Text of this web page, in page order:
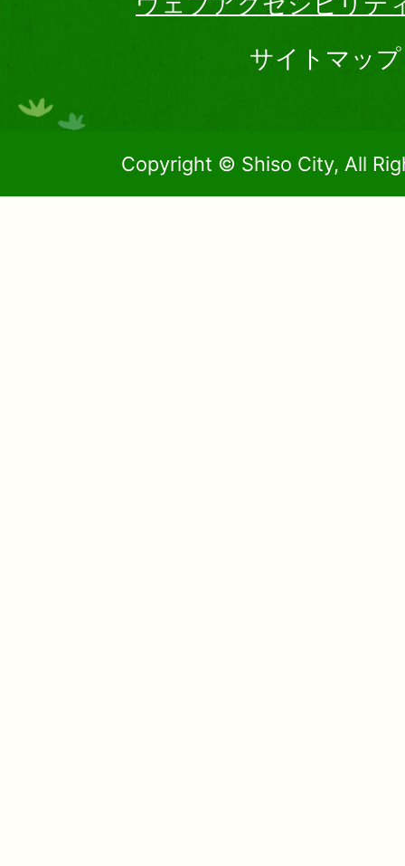
サイトマップ
Copyright © Shiso City, All